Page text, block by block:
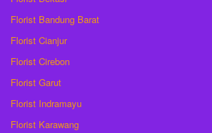
Florist Bandung Barat
Florist Cianjur
Florist Cirebon
Florist Garut
Florist Indramayu
Florist Karawang